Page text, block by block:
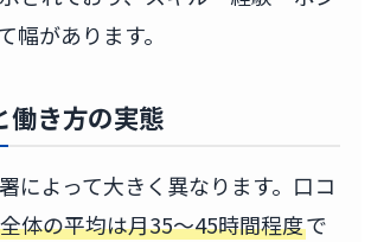
幅があります。
働き方の実態
によって大きく異なります。口コ
全体の平均は月35〜45時間程度で